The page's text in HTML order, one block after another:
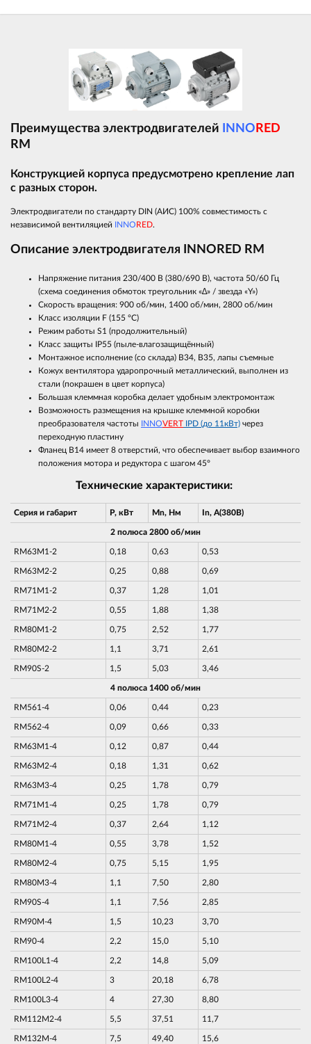
Преимущества электродвигателей INNO RED
RM
Конструкцией корпуса предусмотрено крепление лап
с разных сторон.
Электродвигатели по стандарту DIN (АИС) 100% совместимость с
независимой вентиляцией
INNO RED.
Описание электродвигателя INNORED RM
Напряжение питания 230/400 В (380/690 В), частота 50/60 Гц
(схема соединения обмоток треугольник «∆» / звезда «Y»)
Скорость вращения: 900 об/мин, 1400 об/мин, 2800 об/мин
Класс изоляции F (155 °С)
Режим работы S1 (продолжительный)
Класс защиты IP55 (пыле-влагозащищённый)
Монтажное исполнение (со склада) В34, В35, лапы съемные
Кожух вентилятора ударопрочный металлический, выполнен из
стали (покрашен в цвет корпуса)
Большая клеммная коробка делает удобным электромонтаж
Возможность размещения на крышке клеммной коробки
преобразователя частоты
INNOVERT IPD (до 11кВт) через
переходную пластину
Фланец В14 имеет 8 отверстий, что обеспечивает выбор взаимного
положения мотора и редуктора с шагом 45°
Технические характеристики:
Серия и габарит P, кВт Mn, Нм In, A(380В)
2 полюса 2800 об/мин
RM63M1-2 0,18 0,63 0,53
RM63M2-2 0,25 0,88 0,69
RM71M1-2 0,37 1,28 1,01
RM71M2-2 0,55 1,88 1,38
RM80M1-2 0,75 2,52 1,77
RM80M2-2 1,1 3,71 2,61
RM90S-2 1,5 5,03 3,46
4 полюса 1400 об/мин
RM561-4 0,06 0,44 0,23
RM562-4 0,09 0,66 0,33
RM63M1-4 0,12 0,87 0,44
RM63M2-4 0,18 1,31 0,62
RM63M3-4 0,25 1,78 0,79
RM71M1-4 0,25 1,78 0,79
RM71M2-4 0,37 2,64 1,12
RM80M1-4 0,55 3,78 1,52
RM80M2-4 0,75 5,15 1,95
RM80M3-4 1,1 7,50 2,80
RM90S-4 1,1 7,56 2,85
RM90M-4 1,5 10,23 3,70
RM90-4 2,2 15,0 5,10
RM100L1-4 2,2 14,8 5,09
RM100L2-4 3 20,18 6,78
RM100L3-4 4 27,30 8,80
RM112M2-4 5,5 37,51 11,7
RM132M-4 7,5 49,40 15,6